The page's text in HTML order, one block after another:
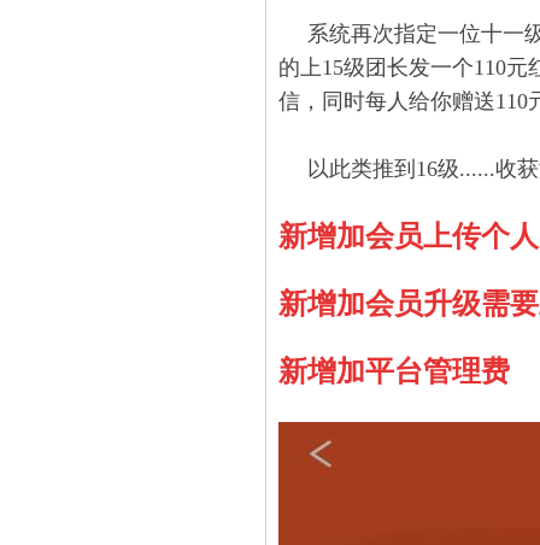
系统再次指定一位十一
的上15级团长发一个110
信，同时每人给你赠送110
以此类推到16级......收
新增加会员上传个
新增加会员升级需
新增加平台管理费